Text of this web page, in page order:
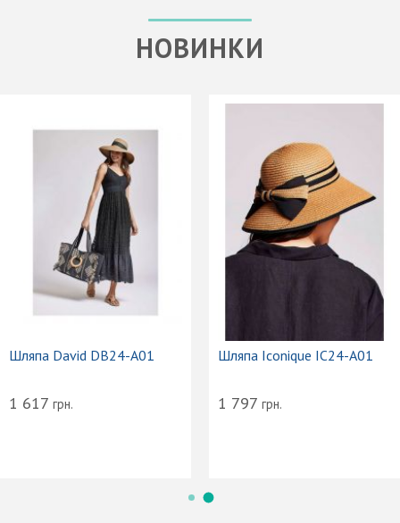
НОВИНКИ
Шляпа David DB24-A01
1 617 грн.
Шляпа Iconique IC24-A01
1 797 грн.